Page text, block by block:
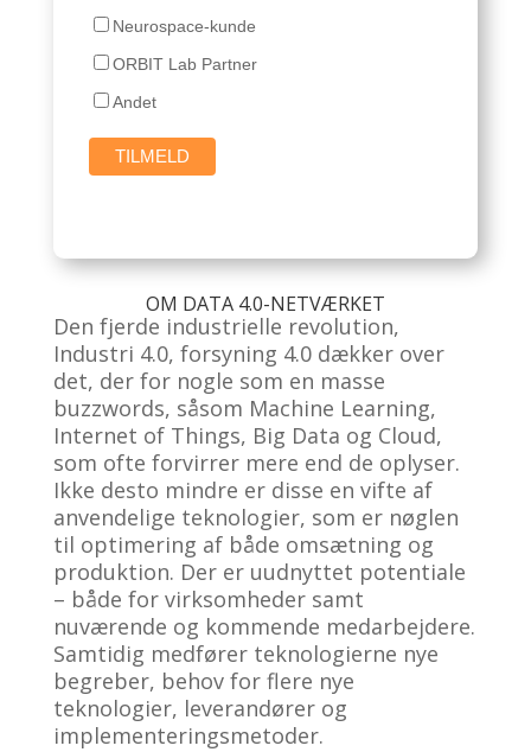
Neurospace-kunde
ORBIT Lab Partner
Andet
OM DATA 4.0-NETVÆRKET
Den fjerde industrielle revolution,
Industri 4.0, forsyning 4.0 dækker over
det, der for nogle som en masse
buzzwords, såsom Machine Learning,
Internet of Things, Big Data og Cloud,
som ofte forvirrer mere end de oplyser.
Ikke desto mindre er disse en vifte af
anvendelige teknologier, som er nøglen
til optimering af både omsætning og
produktion. Der er uudnyttet potentiale
– både for virksomheder samt
nuværende og kommende medarbejdere.
Samtidig medfører teknologierne nye
begreber, behov for flere nye
teknologier, leverandører og
implementeringsmetoder.